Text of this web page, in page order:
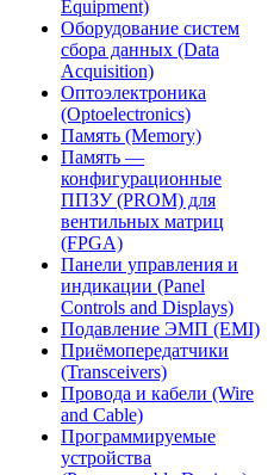
Equipment)
Оборудование систем
сбора данных (Data
Acquisition)
Оптоэлектроника
(Optoelectronics)
Память (Memory)
Память —
конфигурационные
ППЗУ (PROM) для
вентильных матриц
(FPGA)
Панели управления и
индикации (Panel
Controls and Displays)
Подавление ЭМП (EMI)
Приёмопередатчики
(Transceivers)
Провода и кабели (Wire
and Cable)
Программируемые
устройства